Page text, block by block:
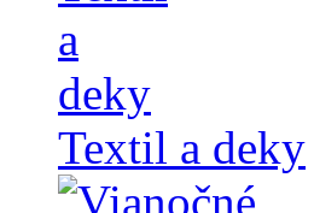
Textil a deky